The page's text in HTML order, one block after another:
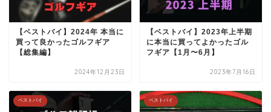
【ベストバイ】2024年 本当に
買って良かったゴルフギア
【総集編】
2024年12月23日
【ベストバイ】2023年上半期
に本当に買ってよかったゴル
フギア【1月〜6月】
2023年7月16日
ベストバイ ベストバイ